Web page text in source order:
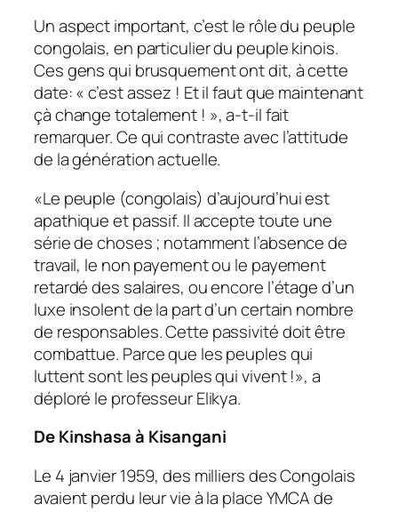
Un aspect important, c’est le rôle du peuple
congolais, en particulier du peuple kinois.
Ces gens qui brusquement ont dit, à cette
date: « c’est assez ! Et il faut que maintenant
çà change totalement ! », a-t-il fait
remarquer. Ce qui contraste avec l’attitude
de la génération actuelle.
«Le peuple (congolais) d’aujourd’hui est
apathique et passif. Il accepte toute une
série de choses ; notamment l’absence de
travail, le non payement ou le payement
retardé des salaires, ou encore l’étage d’un
luxe insolent de la part d’un certain nombre
de responsables. Cette passivité doit être
combattue. Parce que les peuples qui
luttent sont les peuples qui vivent !», a
déploré le professeur Elikya.
De Kinshasa à Kisangani
Le 4 janvier 1959, des milliers des Congolais
avaient perdu leur vie à la place YMCA de